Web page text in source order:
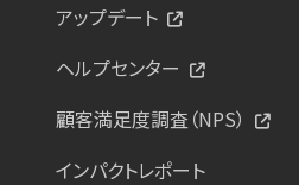
アップデート
ヘルプセンター
顧客満足度調査（NPS）
インパクトレポート